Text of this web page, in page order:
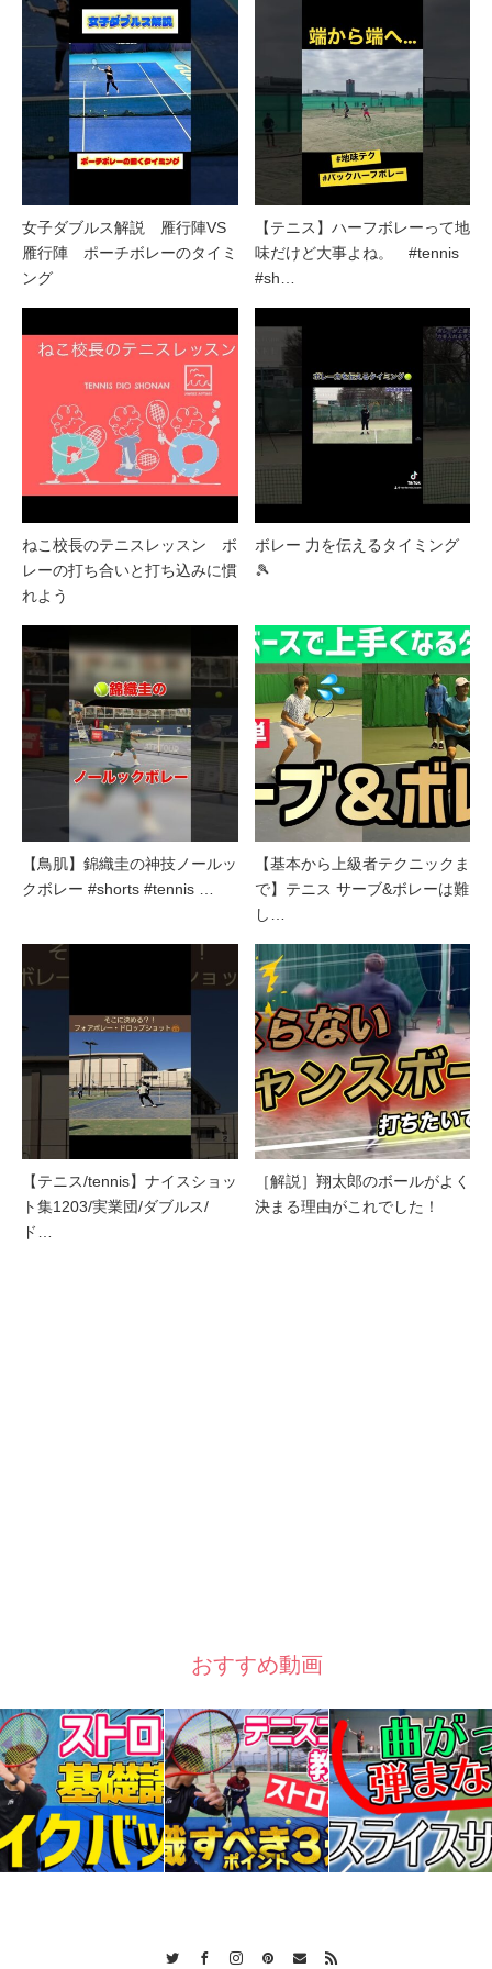
女子ダブルス解説 雁行陣VS
雁行陣 ポーチボレーのタイミ
ング
【テニス】ハーフボレーって地
味だけど大事よね。 #tennis
#sh…
ねこ校長のテニスレッスン ボ
レーの打ち合いと打ち込みに慣
れよう
ボレー 力を伝えるタイミング
🎾
【鳥肌】錦織圭の神技ノールッ
クボレー #shorts #tennis …
【基本から上級者テクニックま
で】テニス サーブ&ボレーは難
し…
【テニス/tennis】ナイスショッ
ト集1203/実業団/ダブルス/
ド…
［解説］翔太郎のボールがよく
決まる理由がこれでした！
おすすめ動画